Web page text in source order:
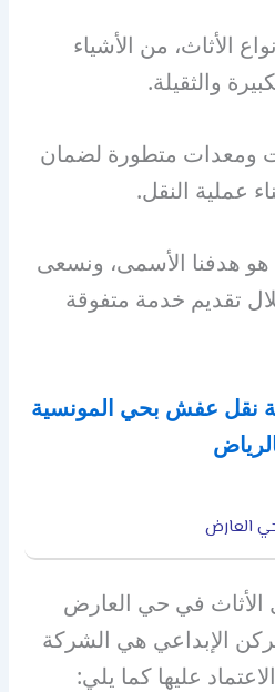
الأثاث، من الأشياء
والثقيلة.
ومعدات متطورة لضمان
عملية النقل.
هو هدفنا الأسمى، ونسعى
تقديم خدمة متفوقة
نقل عفش بحي المونسية
العارض
الأثاث في حي العارض
الإبداعي هي الشركة
عليها كما يلي: